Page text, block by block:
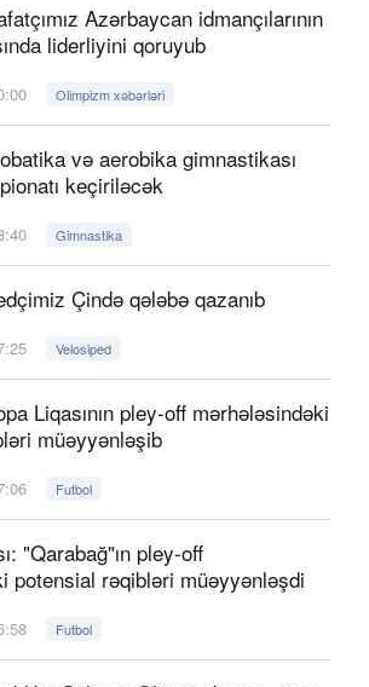
Azərbaycan idmançılarının
liderliyini qoruyub
Olimpizm xəbərləri
və aerobika gimnastikası
keçiriləcək
Gimnastika
Çində qələbə qazanıb
Velosiped
Liqasının pley-off mərhələsindəki
müəyyənləşib
Futbol
"Qarabağ"ın pley-off
potensial rəqibləri müəyyənləşdi
Futbol